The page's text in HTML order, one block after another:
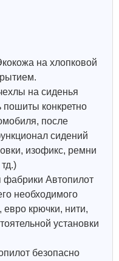
на хлопковой
на сиденья
пошиты конкретно
после
сидений
изофикс, ремни
фабрики Автопилот
необходимого
евро крючки, нити,
установки
безопасно